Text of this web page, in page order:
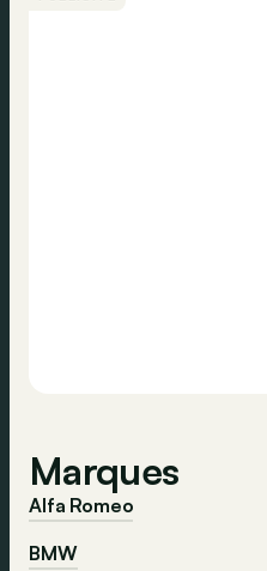
Marques
Alfa Romeo
BMW